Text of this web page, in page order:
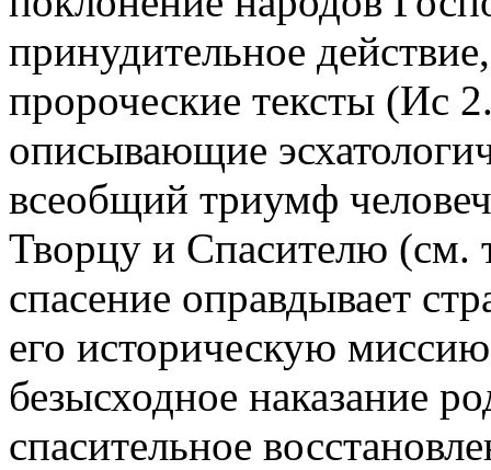
принудительное
пророческие тексты (Ис
описывающие
всеобщий триумф
Творцу и Спасителю (см.
спасение оправдывает
его историческую
безысходное наказание
спасительное